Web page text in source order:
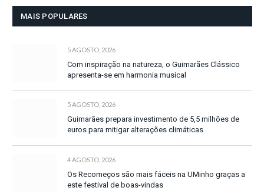
MAIS POPULARES
5 AGOSTO, 2026
Com inspiração na natureza, o Guimarães Clássico
apresenta-se em harmonia musical
5 AGOSTO, 2026
Guimarães prepara investimento de 5,5 milhões de
euros para mitigar alterações climáticas
4 AGOSTO, 2026
Os Recomeços são mais fáceis na UMinho graças a
este festival de boas-vindas